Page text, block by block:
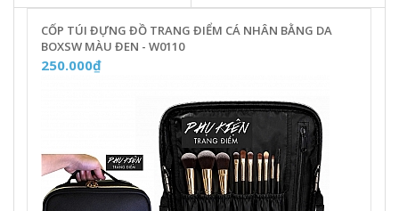
CỐP TÚI ĐỰNG ĐỒ TRANG ĐIỂM CÁ NHÂN BẰNG DA
BOXSW MÀU ĐEN - W0110
250.000₫